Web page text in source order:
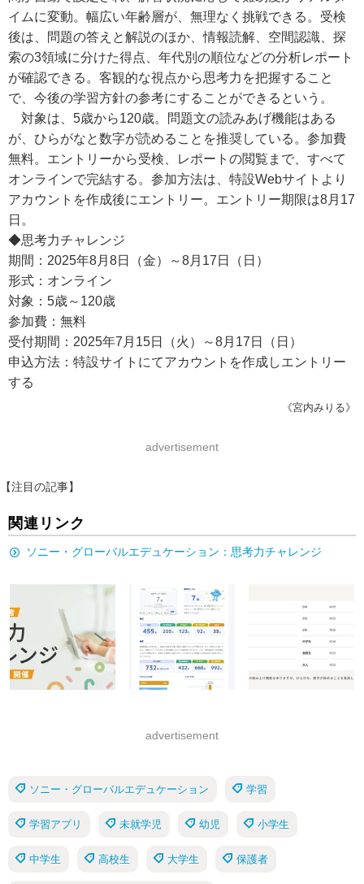
イムに変動。幅広い年齢層が、無理なく挑戦できる。受検
後は、問題の答えと解説のほか、情報読解、空間認識、探
索の3領域に分けた得点、年代別の順位などの分析レポート
が確認できる。客観的な視点から思考力を把握すること
で、今後の学習方針の参考にすることができるという。
対象は、5歳から120歳。問題文の読みあげ機能はある
が、ひらがなと数字が読めることを推奨している。参加費
無料。エントリーから受検、レポートの閲覧まで、すべて
オンラインで完結する。参加方法は、特設Webサイトより
アカウントを作成後にエントリー。エントリー期限は8月17
日。
◆思考力チャレンジ
期間：2025年8月8日（金）～8月17日（日）
形式：オンライン
対象：5歳～120歳
参加費：無料
受付期間：2025年7月15日（火）～8月17日（日）
申込方法：特設サイトにてアカウントを作成しエントリー
する
《宮内みりる》
advertisement
【注目の記事】
関連リンク
ソニー・グローバルエデュケーション：思考力チャレンジ
advertisement
ソニー・グローバルエデュケーション 学習
学習アプリ 未就学児 幼児 小学生
中学生 高校生 大学生 保護者